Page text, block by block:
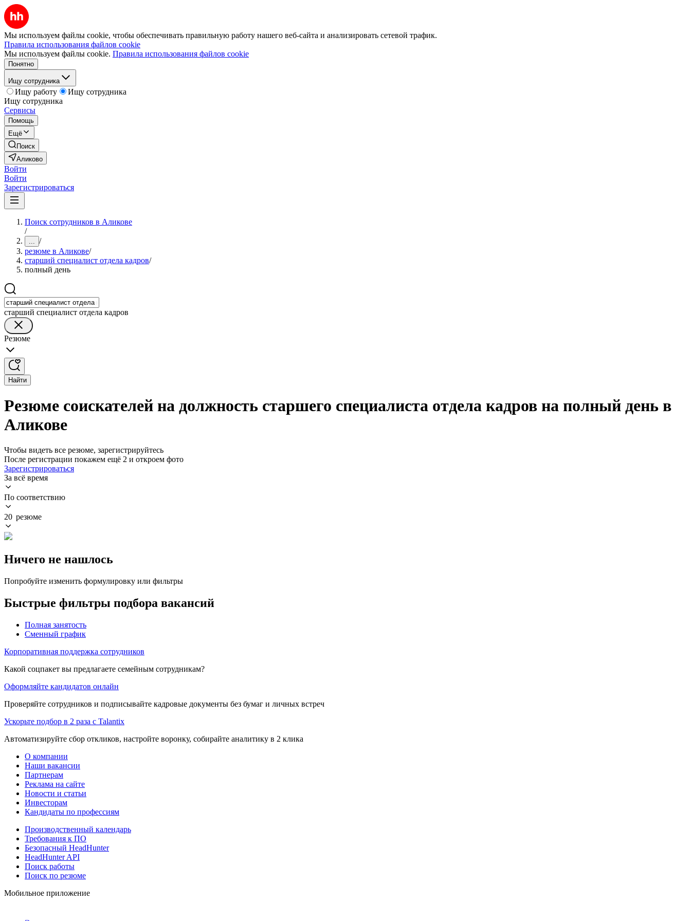
Мы используем файлы cookie, чтобы обеспечивать правильную работу нашего веб-сайта и анализировать сетевой трафик.
Правила использования файлов cookie
Мы используем файлы cookie. Правила использования файлов cookie
Понятно
Ищу сотрудника
Ищу работу
Ищу сотрудника
Ищу сотрудника
Сервисы
Помощь
Ещё
Поиск
Аликово
Войти
Войти
Зарегистрироваться
Поиск сотрудников в Аликове
/
... /
резюме в Аликове/
старший специалист отдела кадров/
полный день
старший специалист отдела кадров
Резюме
Найти
Резюме соискателей на должность старшего специалиста отдела кадров на полный день в
Аликове
Чтобы видеть все резюме, зарегистрируйтесь
После регистрации покажем ещё 2 и откроем фото
Зарегистрироваться
За всё время
По соответствию
20 резюме
Ничего не нашлось
Попробуйте изменить формулировку или фильтры
Быстрые фильтры подбора вакансий
Полная занятость
Сменный график
Корпоративная поддержка сотрудников
Какой соцпакет вы предлагаете семейным сотрудникам?
Оформляйте кандидатов онлайн
Проверяйте сотрудников и подписывайте кадровые документы без бумаг и личных встреч
Ускорьте подбор в 2 раза с Talantix
Автоматизируйте сбор откликов, настройте воронку, собирайте аналитику в 2 клика
О компании
Наши вакансии
Партнерам
Реклама на сайте
Новости и статьи
Инвесторам
Кандидаты по профессиям
Производственный календарь
Требования к ПО
Безопасный HeadHunter
HeadHunter API
Поиск работы
Поиск по резюме
Мобильное приложение